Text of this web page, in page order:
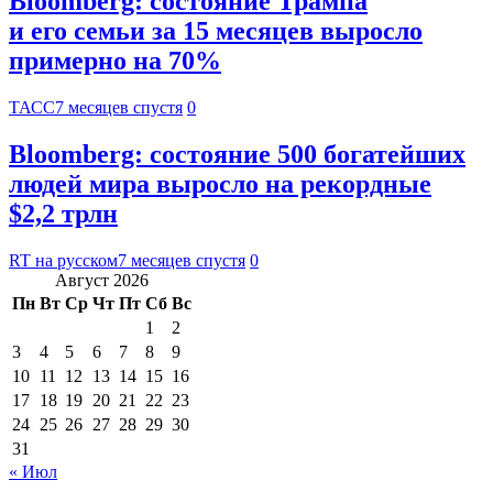
и его семьи за 15 месяцев выросло
примерно на 70%
ТАСС7 месяцев спустя 0
Bloomberg: состояние 500 богатейших
людей мира выросло на рекордные
$2,2 трлн
RT на русском7 месяцев спустя 0
Август 2026
Пн Вт Ср Чт Пт Сб Вс
1
2
3
4 5 6 7 8
9
10 11 12 13 14 15 16
17 18 19 20 21 22 23
24 25 26 27 28 29 30
31
« Июл